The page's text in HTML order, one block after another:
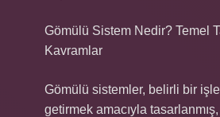
Gömülü Sistem Nedir? Temel
Kavramlar
Gömülü sistemler, belirli bir
getirmek amacıyla